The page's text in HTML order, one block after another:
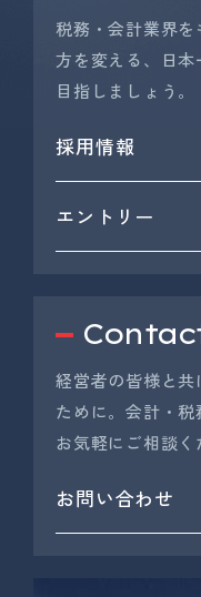
税務・会計業界を
方を変える、日
目指しましょう。
採用情報
エントリー
経営者の皆様と
ために。会計・税
お気軽にご相談く
お問い合わせ